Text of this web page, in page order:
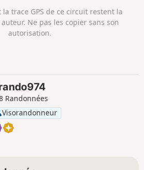
la Ligne Chevalier.
trace GPS de ce circuit restent la
Ne pas les copier sans son
autorisation.
Randonnées
Visorandonneur